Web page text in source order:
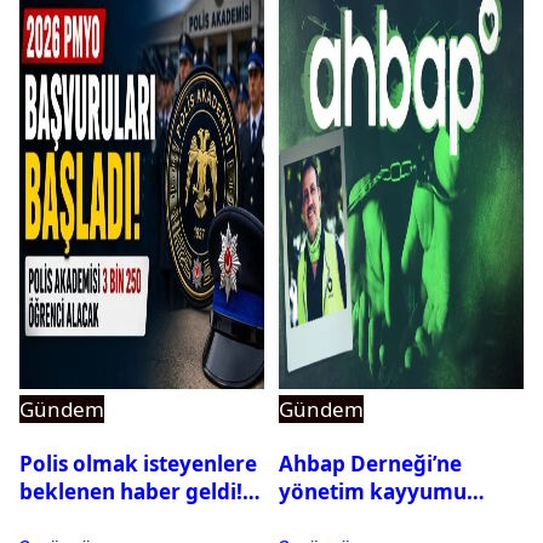
Gündem
Polis olmak isteyenlere
beklenen haber geldi!
Gündem
Ahbap Derneği’ne
yönetim kayyumu